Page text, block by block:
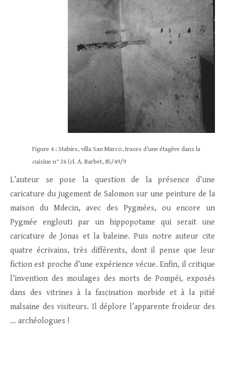
Figure 4 : Stabies, villa San Marco, traces d’une étagère dans la
cuisine n° 26 (cl. A. Barbet, 85/49/9
L’auteur se pose la question de la présence d’une
caricature du jugement de Salomon sur une peinture de la
maison du Mdecin, avec des Pygmées, ou encore un
Pygmée englouti par un hippopotame qui serait une
caricature de Jonas et la baleine. Puis notre auteur cite
quatre écrivains, très différents, dont il pense que leur
fiction est proche d’une expérience vécue. Enfin, il critique
l’invention des moulages des morts de Pompéi, exposés
dans des vitrines à la fascination morbide et à la pitié
malsaine des visiteurs. Il déplore l’apparente froideur des
… archéologues !